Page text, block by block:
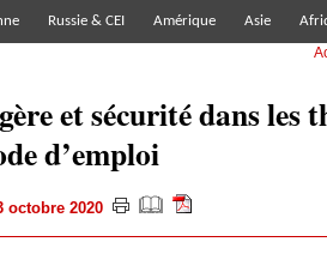
Russie & CEI Amérique Asie
et sécurité dans les
d’emploi
octobre 2020